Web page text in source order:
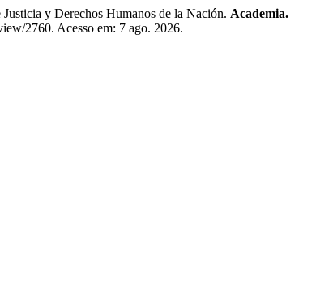
y Derechos Humanos de la Nación. Academia.
2760. Acesso em: 7 ago. 2026.